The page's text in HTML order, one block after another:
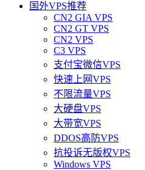
国外VPS推荐
CN2 GIA VPS
CN2 GT VPS
CN2 VPS
C3 VPS
支付宝微信VPS
快速上网VPS
不限流量VPS
大硬盘VPS
大带宽VPS
DDOS高防VPS
抗投诉无版权VPS
Windows VPS